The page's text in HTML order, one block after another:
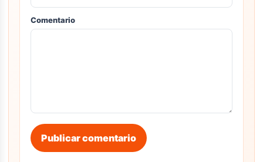
Comentario
Publicar comentario